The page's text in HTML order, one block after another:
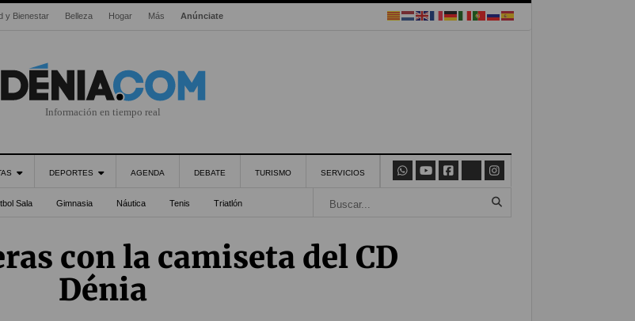
y Bienestar Belleza Hogar Más Anúnciate
Información en tiempo real
DEPORTES AGENDA DEBATE TURISMO SERVICIOS
Sala Gimnasia Náutica Tenis Triatlón
con la camiseta del CD
Dénia